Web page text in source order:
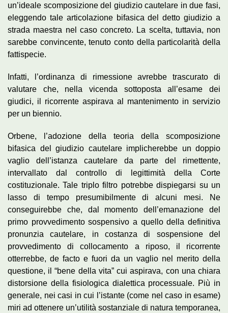
un’ideale scomposizione del giudizio cautelare in due fasi,
eleggendo tale articolazione bifasica del detto giudizio a
strada maestra nel caso concreto. La scelta, tuttavia, non
sarebbe convincente, tenuto conto della particolarità della
fattispecie.
Infatti, l’ordinanza di rimessione avrebbe trascurato di
valutare che, nella vicenda sottoposta all’esame dei
giudici, il ricorrente aspirava al mantenimento in servizio
per un biennio.
Orbene, l’adozione della teoria della scomposizione
bifasica del giudizio cautelare implicherebbe un doppio
vaglio dell’istanza cautelare da parte del rimettente,
intervallato dal controllo di legittimità della Corte
costituzionale. Tale triplo filtro potrebbe dispiegarsi su un
lasso di tempo presumibilmente di alcuni mesi. Ne
conseguirebbe che, dal momento dell’emanazione del
primo provvedimento sospensivo a quello della definitiva
pronunzia cautelare, in costanza di sospensione del
provvedimento di collocamento a riposo, il ricorrente
otterrebbe, de facto e fuori da un vaglio nel merito della
questione, il “bene della vita” cui aspirava, con una chiara
distorsione della fisiologica dialettica processuale. Più in
generale, nei casi in cui l’istante (come nel caso in esame)
miri ad ottenere un’utilità sostanziale di natura temporanea,